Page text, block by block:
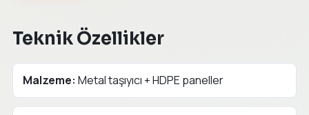
Teknik Özellikler
Malzeme: Metal taşıyıcı + HDPE paneller